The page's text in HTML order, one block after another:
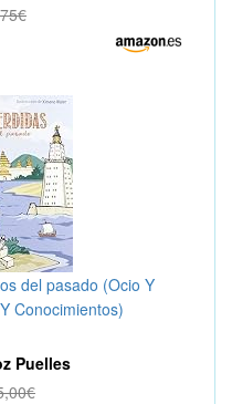
del pasado (Ocio Y
Conocimientos)
Puelles